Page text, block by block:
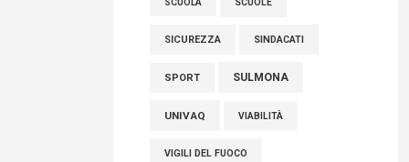
SCUOLA
SICUREZZA SINDACATI
SPORT SULMONA
UNIVAQ VIABILITÀ
VIGILI DEL FUOCO